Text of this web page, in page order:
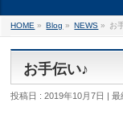
HOME » Blog » NEWS » お
お手伝い♪
投稿日 : 2019年10月7日 最